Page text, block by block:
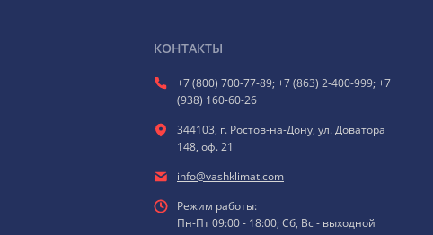
КОНТАКТЫ
+7 (800) 700-77-89; +7 (863) 2-400-999; +7
(938) 160-60-26
344103, г. Ростов-на-Дону, ул. Доватора
148, оф. 21
info@vashklimat.com
Режим работы:
Пн-Пт 09:00 - 18:00; Сб, Вс - выходной